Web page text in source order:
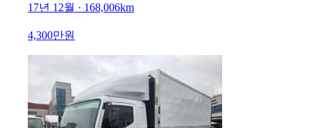
17년 12월 · 168,006km
4,300만원